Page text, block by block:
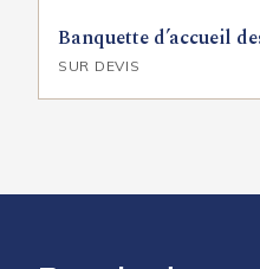
Banquette d’accueil
SUR DEVIS